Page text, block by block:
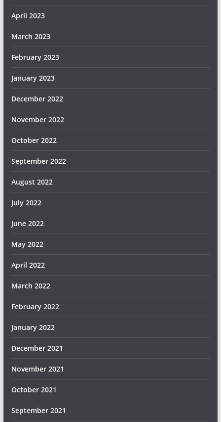
April 2023
March 2023
February 2023
January 2023
December 2022
November 2022
October 2022
September 2022
August 2022
July 2022
June 2022
May 2022
April 2022
March 2022
February 2022
January 2022
December 2021
November 2021
October 2021
September 2021